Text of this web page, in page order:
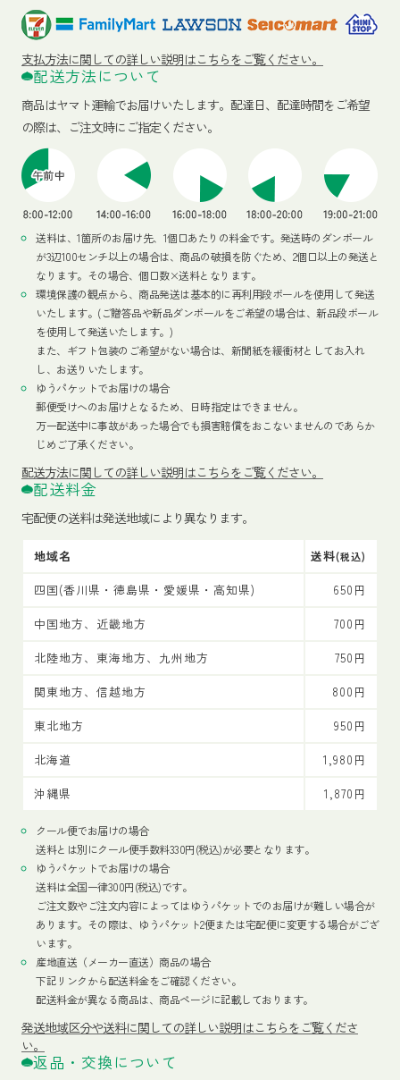
支払方法に関しての詳しい説明はこちらをご覧ください。
配送方法について
商品はヤマト運輸でお届けいたします。 配達日、配達時間をご希望
の際は、ご注文時にご指定ください。
送料は、1箇所のお届け先、1個口あたりの料金です。発送時のダンボール
が3辺100センチ以上の場合は、商品の破損を防ぐため、2個口以上の発送と
なります。その場合、個口数×送料となります。
環境保護の観点から、商品発送は基本的に再利用段ボールを使用して発送
いたします。(ご贈答品や新品ダンボールをご希望の場合は、新品段ボール
を使用して発送いたします。)
また、ギフト包装のご希望がない場合は、新聞紙を緩衝材としてお入れ
し、お送りいたします。
ゆうパケットでお届けの場合
郵便受けへのお届けとなるため、日時指定はできません。
万一配送中に事故があった場合でも損害賠償をおこないませんのであらか
じめご了承ください。
配送方法に関しての詳しい説明はこちらをご覧ください。
配送料金
宅配便の送料は発送地域により異なります。
地域名 送料(税込)
四国(香川県・徳島県・愛媛県・高知県)
650円
中国地方、近畿地方
700円
北陸地方、東海地方、九州地方
750円
関東地方、信越地方
800円
東北地方
950円
北海道
1,980円
沖縄県
1,870円
クール便でお届けの場合
送料とは別にクール便手数料330円(税込)が必要となります。
ゆうパケットでお届けの場合
送料は全国一律300円(税込)です。
ご注文数やご注文内容によってはゆうパケットでのお届けが難しい場合が
あります。その際は、ゆうパケット2便または宅配便に変更する場合がござ
います。
産地直送（メーカー直送）商品の場合
下記リンクから配送料金をご確認ください。
配送料金が異なる商品は、商品ページに記載しております。
発送地域区分や送料に関しての詳しい説明はこちらをご覧くださ
い。
返品・交換について